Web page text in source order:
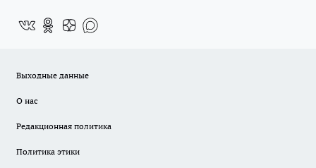
Выходные данные
О нас
Редакционная политика
Политика этики